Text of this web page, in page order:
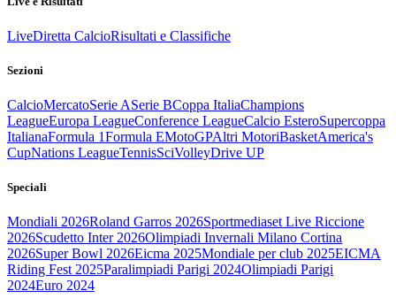
LiveDiretta CalcioRisultati e Classifiche
Sezioni
CalcioMercatoSerie ASerie BCoppa ItaliaChampions
LeagueEuropa LeagueConference LeagueCalcio EsteroSupercoppa
ItalianaFormula 1Formula EMotoGPAltri MotoriBasketAmerica's
CupNations LeagueTennisSciVolleyDrive UP
Speciali
Mondiali 2026Roland Garros 2026Sportmediaset Live Riccione
2026Scudetto Inter 2026Olimpiadi Invernali Milano Cortina
2026Super Bowl 2026Eicma 2025Mondiale per club 2025EICMA
Riding Fest 2025Paralimpiadi Parigi 2024Olimpiadi Parigi
2024Euro 2024